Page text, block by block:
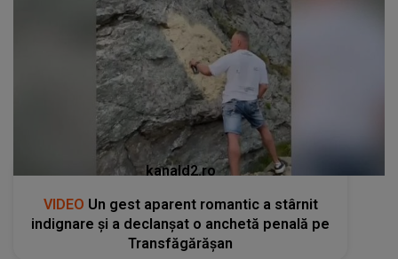
kanald2.ro
VIDEO Un gest aparent romantic a stârnit
indignare și a declanșat o anchetă penală pe
Transfăgărășan